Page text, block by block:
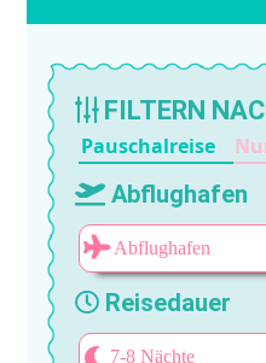
FILTERN
Pauschalreise
Abflughafen
Reisedauer